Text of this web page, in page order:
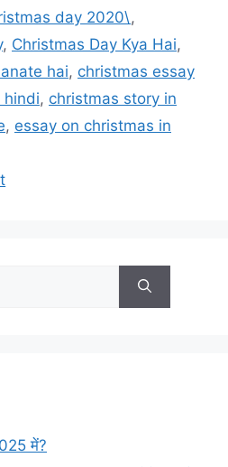
day 2020\ ,
, Christmas Day Kya Hai,
hai, christmas essay
hindi, christmas story in
, essay on christmas in
में?